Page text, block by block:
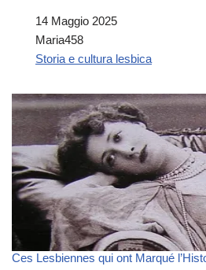
Data14 Maggio 2025
AutoreMaria458
In relazione a
Storia e cultura lesbica
Ces Lesbiennes qui ont Marqué